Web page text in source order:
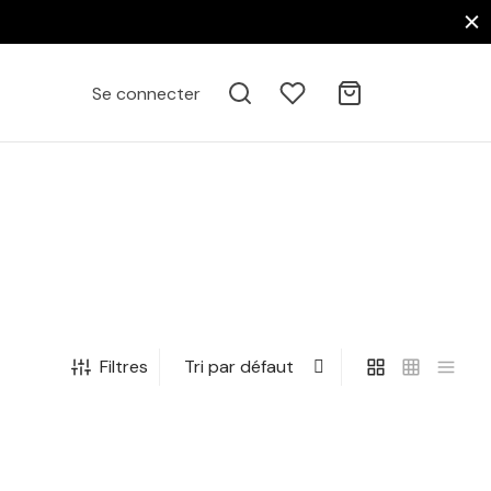
Se connecter
Filtres